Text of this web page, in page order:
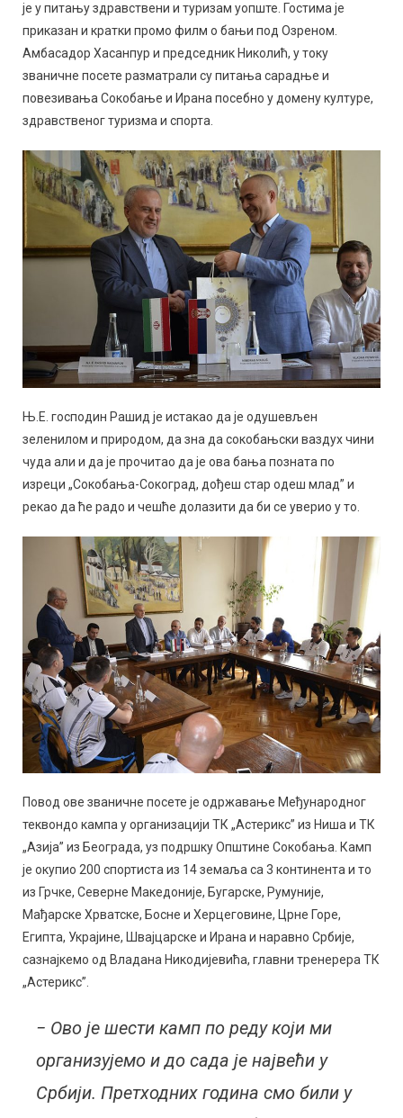
је у питању здравствени и туризам уопште. Гостима је
приказан и кратки промо филм о бањи под Озреном.
Амбасадор Хасанпур и председник Николић, у току
званичне посете разматрали су питања сарадње и
повезивања Сокобање и Ирана посебно у домену културе,
здравственог туризма и спорта.
Њ.Е. господин Рашид је истакао да је одушевљен
зеленилом и природом, да зна да сокобањски ваздух чини
чуда али и да је прочитао да је ова бања позната по
изреци „Сокобања-Сокоград, дођеш стар одеш млад” и
рекао да ће радо и чешће долазити да би се уверио у то.
Повод ове званичне посете је одржавање Међународног
теквондо кампа у организацији ТК „Астерикс” из Ниша и ТК
„Азија” из Београда, уз подршку Општине Сокобања. Камп
је окупио 200 спортиста из 14 земаља са 3 континента и то
из Грчке, Северне Македоније, Бугарске, Румуније,
Мађарске Хрватске, Босне и Херцеговине, Црне Горе,
Египта, Украјине, Швајцарске и Ирана и наравно Србије,
сазнајкемо од Владана Никодијевића, главни тренерера ТК
„Астерикс”.
− Ово је шести камп по реду који ми
организујемо и до сада је највећи у
Србији. Претходних година смо били у